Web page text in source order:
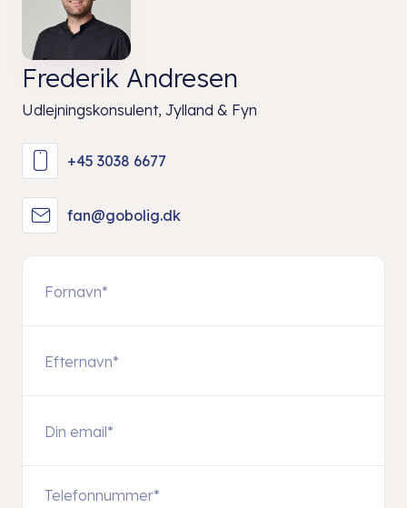
Frederik Andresen
Udlejningskonsulent, Jylland & Fyn
+45 3038 6677
fan@gobolig.dk
Telefonnummer*